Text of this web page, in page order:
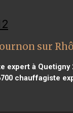
sur
expert à Quetigny
chauffagiste